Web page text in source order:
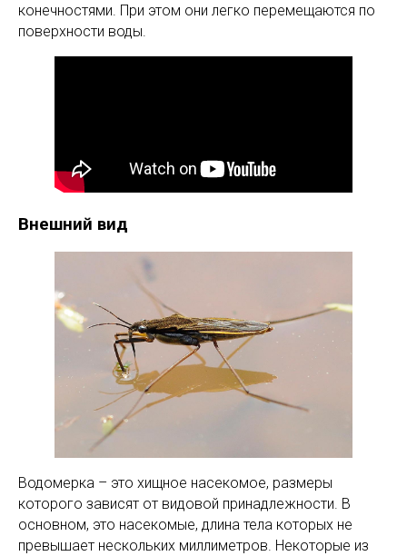
конечностями. При этом они легко перемещаются по
поверхности воды.
Внешний вид
Водомерка – это хищное насекомое, размеры
которого зависят от видовой принадлежности. В
основном, это насекомые, длина тела которых не
превышает нескольких миллиметров. Некоторые из